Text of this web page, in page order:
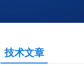
技术文章